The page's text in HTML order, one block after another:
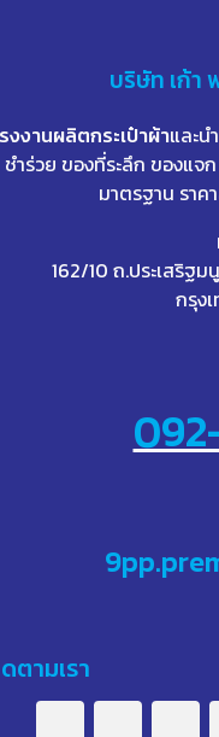
บริษัท เก้า
งงานผลิตกระเป๋าผ้าและน
ชำร่วย ของที่ระลึก ของแ
มาตรฐาน ราค
162/10 ถ.ประเสริฐ
กรุง
ตามเรา